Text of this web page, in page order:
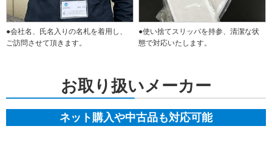
●会社名、氏名入りの名札を着用し、
ご訪問させて頂きます。
●使い捨てスリッパを持参、清潔な状
態で対応いたします。
お取り扱いメーカー
ネット購入や中古品も対応可能